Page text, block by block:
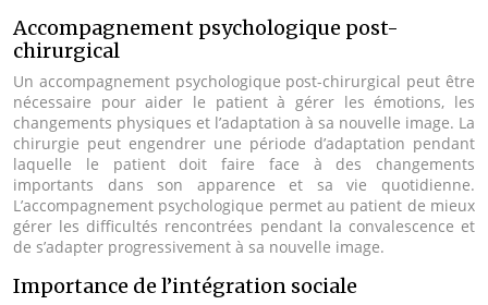
Accompagnement psychologique post-
chirurgical
Un accompagnement psychologique post-chirurgical peut être
nécessaire pour aider le patient à gérer les émotions, les
changements physiques et l’adaptation à sa nouvelle image. La
chirurgie peut engendrer une période d’adaptation pendant
laquelle le patient doit faire face à des changements
importants dans son apparence et sa vie quotidienne.
L’accompagnement psychologique permet au patient de mieux
gérer les difficultés rencontrées pendant la convalescence et
de s’adapter progressivement à sa nouvelle image.
Importance de l’intégration sociale